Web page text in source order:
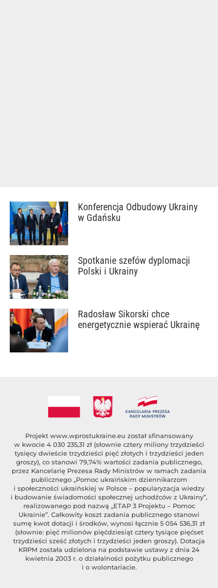
Konferencja Odbudowy Ukrainy
w Gdańsku
Spotkanie szefów dyplomacji
Polski i Ukrainy
Radosław Sikorski chce
energetycznie wspierać Ukrainę
Projekt www.wprostukraine.eu został sfinansowany
w kwocie 4 030 235,31 zł (słownie cztery miliony trzydzieści
tysięcy dwieście trzydzieści pięć złotych i trzydzieści jeden
groszy), co stanowi 79,74% wartości zadania publicznego,
przez Kancelarię Prezesa Rady Ministrów w ramach zadania
publicznego „Pomoc ukraińskim dziennikarzom
i społeczności ukraińskiej w Polsce – popularyzacja wiedzy
i budowanie świadomości społecznej uchodźców z Ukrainy”,
realizowanego pod nazwą „ETAP 3 Projektu – Pomoc
Ukrainie”. Całkowity koszt zadania publicznego stanowi
sumę kwot dotacji i środków, wynosi łącznie 5 054 536,31 zł
(słownie: pięć milionów pięćdziesiąt cztery tysiące pięćset
trzydzieści sześć złotych i trzydzieści jeden groszy). Dotacja
KRPM została udzielona na podstawie ustawy z dnia 24
kwietnia 2003 r. o działalności pożytku publicznego
i o wolontariacie.